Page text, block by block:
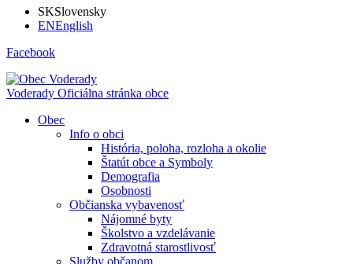
SKSlovensky
ENEnglish
Facebook
Voderady Oficiálna stránka obce
Obec
Info o obci
História, poloha, rozloha a okolie
Štatút obce a Symboly
Demografia
Osobnosti
Občianska vybavenosť
Nájomné byty
Školstvo a vzdelávanie
Zdravotná starostlivosť
Služby občanom